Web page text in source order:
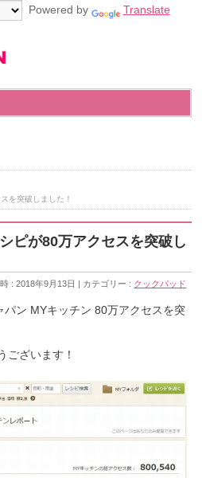
Powered by Translate
を突破しました！
ピが80万アクセスを突破し
: 2018年9月13日 カテゴリー : クックパッド
パン MYキッチン 80万アクセスを突
ございます！